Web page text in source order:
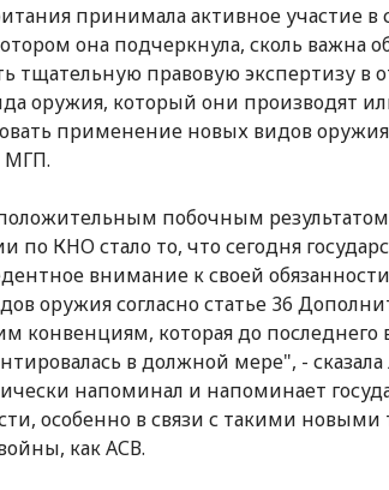
принимала активное участие в
она подчеркнула, сколь важна
тщательную правовую экспертизу в
оружия, который они производят
применение новых видов оружия
МГП.
побочным
по КНО стало то, что сегодня
внимание к своей
оружия согласно статье 36
конвенциям, которая до последнего
в должной мере", -
напоминал и напоминает
особенно в связи с такими новыми
как АСВ.